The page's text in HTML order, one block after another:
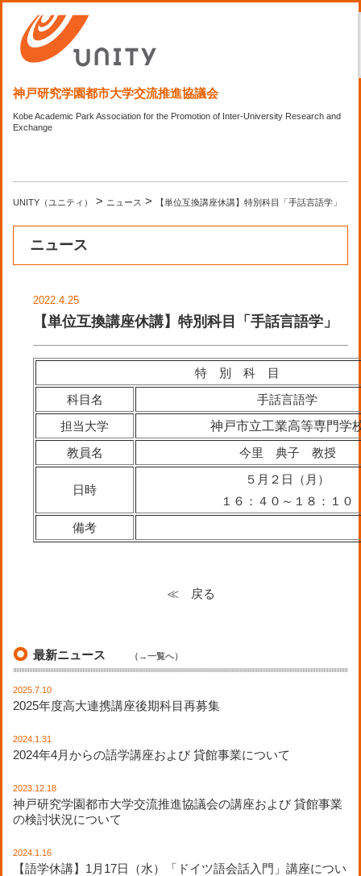
神戸研究学園都市大学交流推進協議会
Kobe Academic Park Association for the Promotion of Inter-University Research and
Exchange
UNITY（ユニティ） > ニュース > 【単位互換講座休講】特別科目「手話言語学」
ニュース
2022.4.25
【単位互換講座休講】特別科目「手話言語学」
特 別 科 目
科目名
手話言語学
担当大学
神戸市立工業高等専門学
教員名
今里 典子 教授
日時
５月２日（月）
１６：４０～１８：１０
備考
≪ 戻る
最新ニュース （→一覧へ）
2025.7.10
2025年度高大連携講座後期科目再募集
2024.1.31
2024年4月からの語学講座および 貸館事業について
2023.12.18
神戸研究学園都市大学交流推進協議会の講座および 貸館事業
の検討状況について
2024.1.16
【語学休講】1月17日（水）「ドイツ語会話入門」講座につい